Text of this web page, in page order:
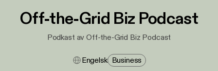
Off-the-Grid Biz Podcast
Podkast av Off-the-Grid Biz Podcast
Engelsk Business